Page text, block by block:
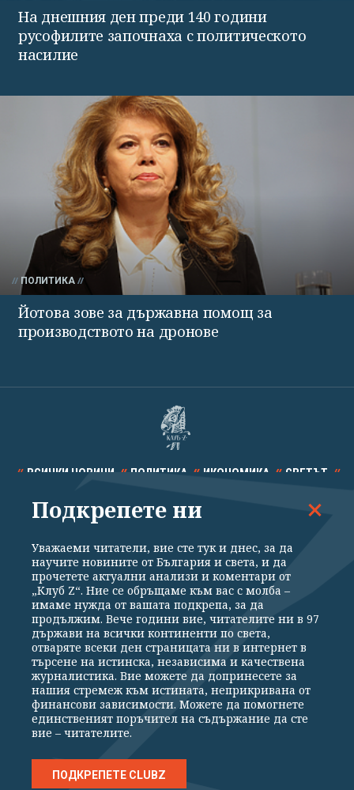
На днешния ден преди 140 години
русофилите започнаха с политическото
насилие
ПОЛИТИКА
Йотова зове за държавна помощ за
производството на дронове
ВСИЧКИ НОВИНИ ПОЛИТИКА ИКОНОМИКА СВЕТЪТ
СПОРТ КУЛТУРА ТЕХНОЛОГИИ КАЛЕЙДОСКОП
Общи условия
Политика за поверителност
Реклама
Партньори Контакти
За Клуб Z
Екип
Подкрепете ни
Издател на www.clubz.bg е „Клуб Зебра Медия“ ЕООД, София, ул. "Алеко
Константинов" 3. Всички права запазени 2026 „Клуб Зебра Медия“
Препечатването на материали, снимки и видео от www.clubz.bg без
разрешение ще бъде преследвано по съдебен път, съгласно
ОБЩИТЕ УСЛОВИЯ
Подкрепете ни
Уважаеми читатели, вие сте тук и днес, за да
научите новините от България и света, и да
прочетете актуални анализи и коментари от
„Клуб Z“. Ние се обръщаме към вас с молба –
имаме нужда от вашата подкрепа, за да
продължим. Вече години вие, читателите ни в 97
държави на всички континенти по света,
отваряте всеки ден страницата ни в интернет в
търсене на истинска, независима и качествена
журналистика. Вие можете да допринесете за
нашия стремеж към истината, неприкривана от
финансови зависимости. Можете да помогнете
единственият поръчител на съдържание да сте
вие – читателите.
ПОДКРЕПЕТЕ CLUBZ